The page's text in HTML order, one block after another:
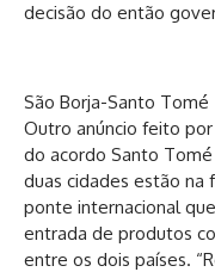
decisão do então
São Borja-Santo Tomé
Outro anúncio feito
do acordo Santo Tomé
duas cidades estão na
ponte internacional
entrada de produtos
entre os dois países.